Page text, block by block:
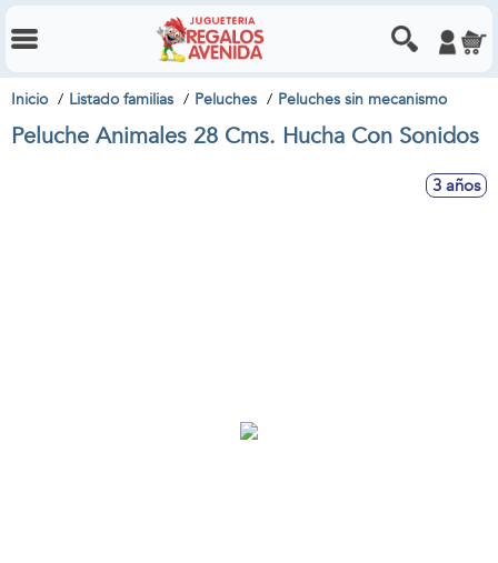
Inicio Listado familias Peluches Peluches sin mecanismo
Peluche Animales 28 Cms. Hucha Con Sonidos
3 años